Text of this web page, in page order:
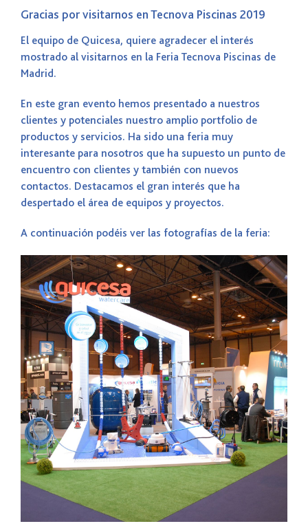
Gracias por visitarnos en Tecnova Piscinas 2019
El equipo de Quicesa, quiere agradecer el interés
mostrado al visitarnos en la Feria Tecnova Piscinas de
Madrid.
En este gran evento hemos presentado a nuestros
clientes y potenciales nuestro amplio portfolio de
productos y servicios. Ha sido una feria muy
interesante para nosotros que ha supuesto un punto de
encuentro con clientes y también con nuevos
contactos. Destacamos el gran interés que ha
despertado el área de equipos y proyectos.
A continuación podéis ver las fotografías de la feria: